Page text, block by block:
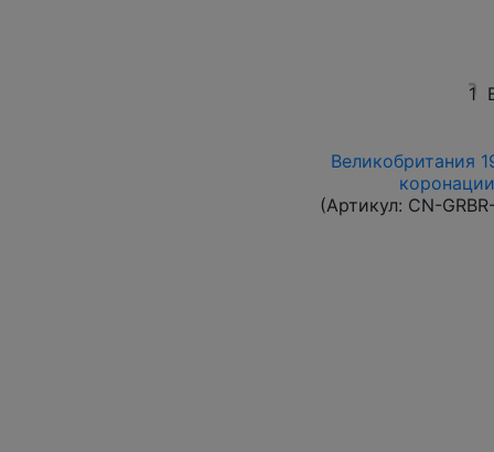
1
Великобритания
(Артикул: CN-